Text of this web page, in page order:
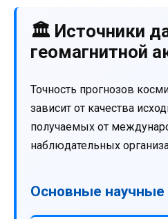
🏛️ Источники
геомагнитной
Точность прогнозов
зависит от качества
получаемых от
наблюдательных
Основные